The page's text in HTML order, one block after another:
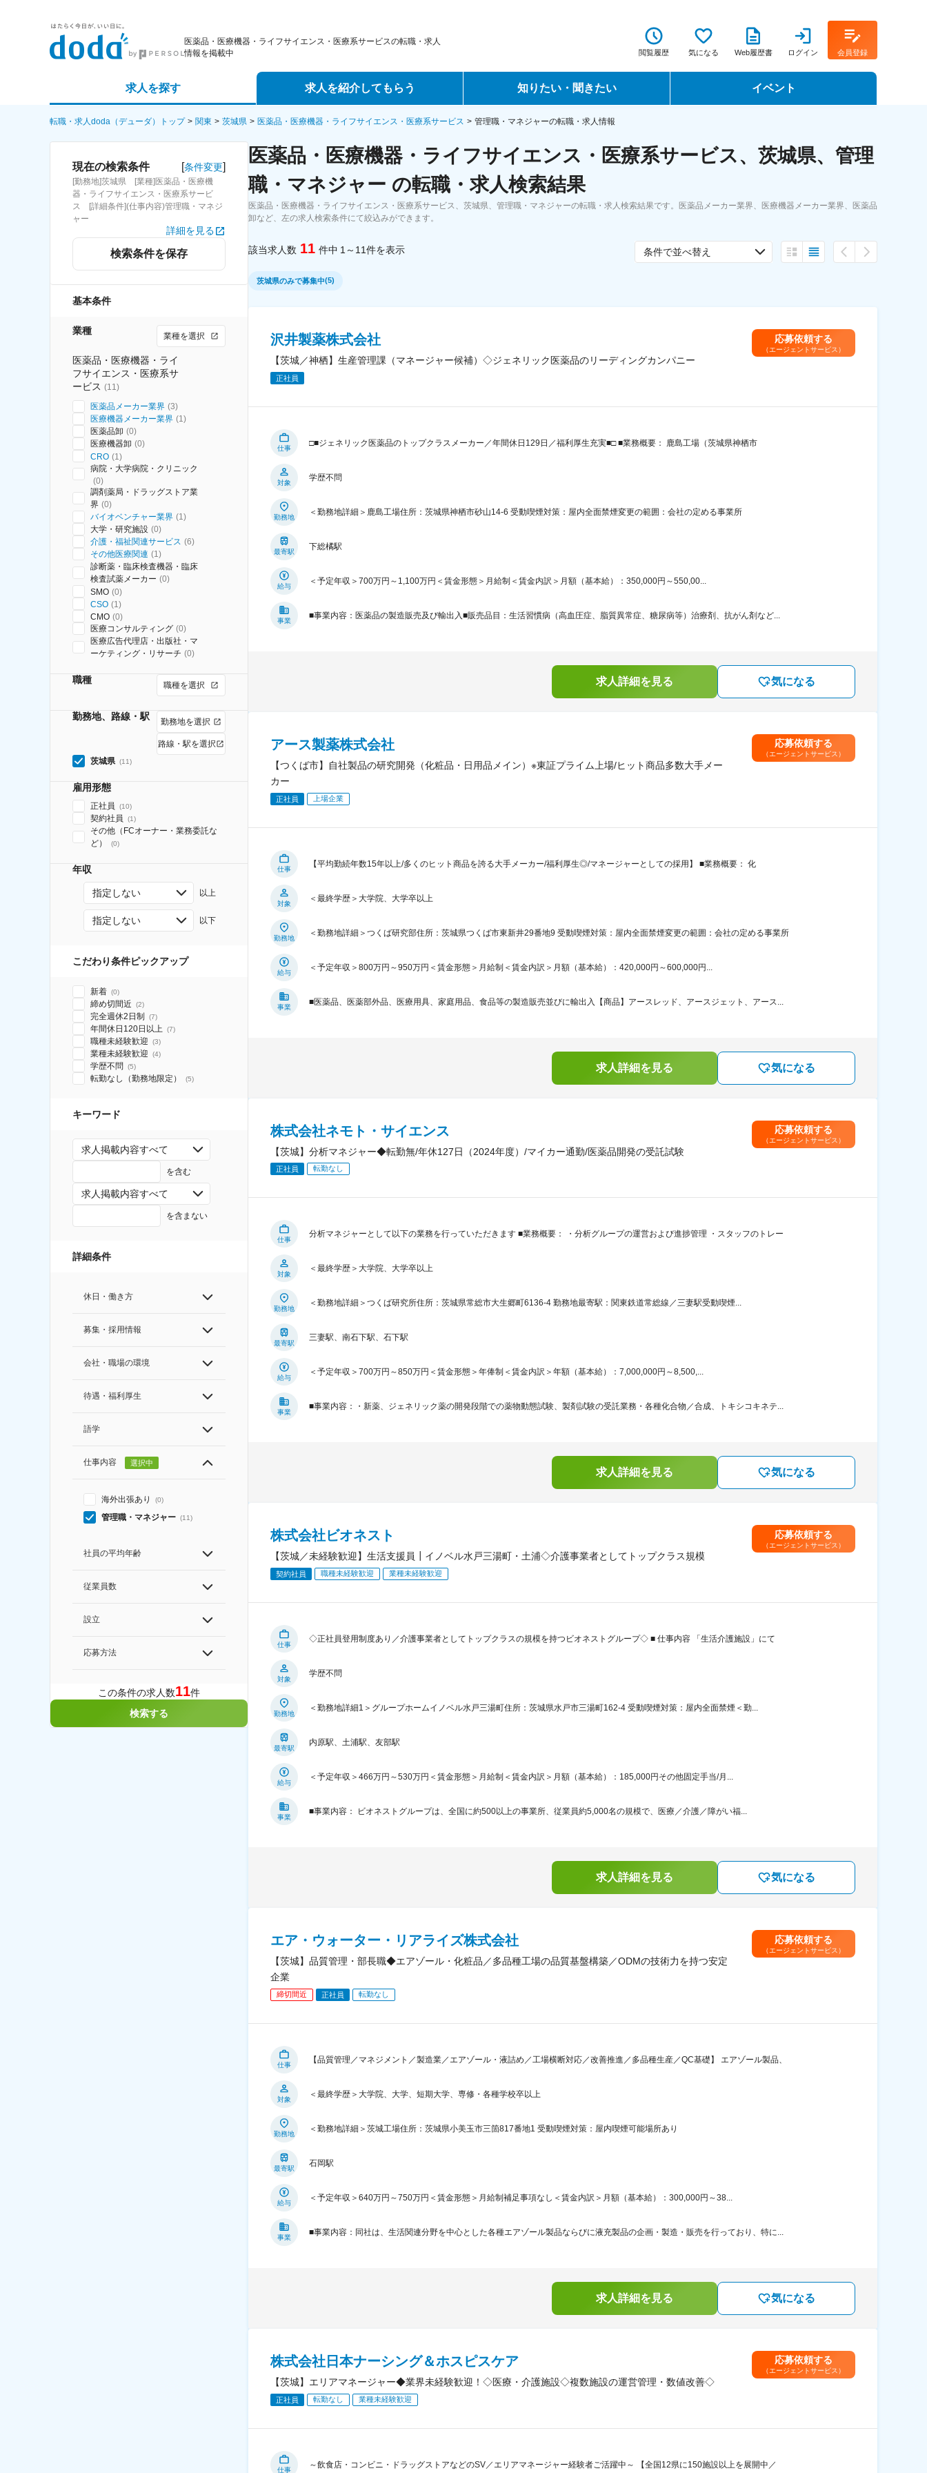
医薬品・医療機器・ライフサイエンス・医療系サービスの転職・求人
情報を掲載中
閲覧履歴 気になる Web履歴書 ログイン 会員登録
求人を探す
詳細条件から探す
求人特集から探す
求人を紹介してもらう
エージェントサービス
スカウトサービス
パートナーエージェントサービス
知りたい・聞きたい
転職ノウハウ
データで見る転職
コラム・インタビュー
イベント
転職フェア
転職・求人doda（デューダ）トップ 関東 茨城県 医薬品・医療機器・ライフサイエンス・医療系サービス 管理職・マネジャーの転職・求人情報
現在の検索条件 [条件変更]
[勤務地]茨城県 [業種]医薬品・医療機
器・ライフサイエンス・医療系サービ
ス [詳細条件](仕事内容)管理職・マネジ
ャー
詳細を見る
検索条件を保存
基本条件
業種 業種を選択
医薬品・医療機器・ライ
フサイエンス・医療系サ
ービス (11)
医薬品メーカー業界 (3)
医療機器メーカー業界 (1)
医薬品卸 (0)
医療機器卸 (0)
CRO (1)
病院・大学病院・クリニック
(0)
調剤薬局・ドラッグストア業
界 (0)
バイオベンチャー業界 (1)
大学・研究施設 (0)
介護・福祉関連サービス (6)
その他医療関連 (1)
診断薬・臨床検査機器・臨床
検査試薬メーカー (0)
SMO (0)
CSO (1)
CMO (0)
医療コンサルティング (0)
医療広告代理店・出版社・マ
ーケティング・リサーチ (0)
職種 職種を選択
勤務地、路線・駅 勤務地を選択
路線・駅を選択
茨城県 (11)
雇用形態
正社員 (10)
契約社員 (1)
その他（FCオーナー・業務委託な
ど）
(0)
年収
指定しない 以上
指定しない 以下
こだわり条件ピックアップ
新着 (0)
締め切間近 (2)
完全週休2日制 (7)
年間休日120日以上 (7)
職種未経験歓迎 (3)
業種未経験歓迎 (4)
学歴不問 (5)
転勤なし（勤務地限定） (5)
キーワード
求人掲載内容すべて
を含む
求人掲載内容すべて
を含まない
詳細条件
休日・働き方
募集・採用情報
会社・職場の環境
待遇・福利厚生
語学
仕事内容 選択中
海外出張あり (0)
管理職・マネジャー (11)
社員の平均年齢
従業員数
設立
応募方法
この条件の求人数11件
検索する
医薬品・医療機器・ライフサイエンス・医療系サービス、茨城県、管理
職・マネジャー の転職・求人検索結果
医薬品・医療機器・ライフサイエンス・医療系サービス、茨城県、管理職・マネジャーの転職・求人検索結果です。医薬品メーカー業界、医療機器メーカー業界、医薬品
卸など、左の求人検索条件にて絞込みができます。
該当求人数 11 件中 1～11件を表示 条件で並べ替え
茨城県のみで募集中(5)
沢井製薬株式会社
【茨城／神栖】生産管理課（マネージャー候補）◇ジェネリック医薬品のリーディングカンパニー
正社員
応募依頼する
（エージェントサービス）
仕事
□■ジェネリック医薬品のトップクラスメーカー／年間休日129日／福利厚生充実■□ ■業務概要： 鹿島工場（茨城県神栖市
対象
学歴不問
勤務地
＜勤務地詳細＞鹿島工場住所：茨城県神栖市砂山14-6 受動喫煙対策：屋内全面禁煙変更の範囲：会社の定める事業所
最寄駅
下総橘駅
給与
＜予定年収＞700万円～1,100万円＜賃金形態＞月給制＜賃金内訳＞月額（基本給）：350,000円～550,00...
事業
■事業内容：医薬品の製造販売及び輸出入■販売品目：生活習慣病（高血圧症、脂質異常症、糖尿病等）治療剤、抗がん剤など...
求人詳細を見る 気になる
アース製薬株式会社
【つくば市】自社製品の研究開発（化粧品・日用品メイン）※東証プライム上場/ヒット商品多数大手メー
カー
正社員 上場企業
応募依頼する
（エージェントサービス）
仕事
【平均勤続年数15年以上/多くのヒット商品を誇る大手メーカー/福利厚生◎/マネージャーとしての採用】 ■業務概要： 化
対象
＜最終学歴＞大学院、大学卒以上
勤務地
＜勤務地詳細＞つくば研究部住所：茨城県つくば市東新井29番地9 受動喫煙対策：屋内全面禁煙変更の範囲：会社の定める事業所
給与
＜予定年収＞800万円～950万円＜賃金形態＞月給制＜賃金内訳＞月額（基本給）：420,000円～600,000円...
事業
■医薬品、医薬部外品、医療用具、家庭用品、食品等の製造販売並びに輸出入【商品】アースレッド、アースジェット、アース...
求人詳細を見る 気になる
株式会社ネモト・サイエンス
【茨城】分析マネジャー◆転勤無/年休127日（2024年度）/マイカー通勤/医薬品開発の受託試験
正社員 転勤なし
応募依頼する
（エージェントサービス）
仕事
分析マネジャーとして以下の業務を行っていただきます ■業務概要： ・分析グループの運営および進捗管理 ・スタッフのトレー
対象
＜最終学歴＞大学院、大学卒以上
勤務地
＜勤務地詳細＞つくば研究所住所：茨城県常総市大生郷町6136-4 勤務地最寄駅：関東鉄道常総線／三妻駅受動喫煙...
最寄駅
三妻駅、南石下駅、石下駅
給与
＜予定年収＞700万円～850万円＜賃金形態＞年俸制＜賃金内訳＞年額（基本給）：7,000,000円～8,500,...
事業
■事業内容：・新薬、ジェネリック薬の開発段階での薬物動態試験、製剤試験の受託業務・各種化合物／合成、トキシコキネテ...
求人詳細を見る 気になる
株式会社ビオネスト
【茨城／未経験歓迎】生活支援員┃イノベル水戸三湯町・土浦◇介護事業者としてトップクラス規模
契約社員 職種未経験歓迎 業種未経験歓迎
応募依頼する
（エージェントサービス）
仕事
◇正社員登用制度あり／介護事業者としてトップクラスの規模を持つビオネストグループ◇ ■ 仕事内容 「生活介護施設」にて
対象
学歴不問
勤務地
＜勤務地詳細1＞グループホームイノベル水戸三湯町住所：茨城県水戸市三湯町162-4 受動喫煙対策：屋内全面禁煙＜勤...
最寄駅
内原駅、土浦駅、友部駅
給与
＜予定年収＞466万円～530万円＜賃金形態＞月給制＜賃金内訳＞月額（基本給）：185,000円その他固定手当/月...
事業
■事業内容： ビオネストグループは、全国に約500以上の事業所、従業員約5,000名の規模で、医療／介護／障がい福...
求人詳細を見る 気になる
エア・ウォーター・リアライズ株式会社
【茨城】品質管理・部長職◆エアゾール・化粧品／多品種工場の品質基盤構築／ODMの技術力を持つ安定
企業
締切間近 正社員 転勤なし
応募依頼する
（エージェントサービス）
仕事
【品質管理／マネジメント／製造業／エアゾール・液詰め／工場横断対応／改善推進／多品種生産／QC基礎】 エアゾール製品、
対象
＜最終学歴＞大学院、大学、短期大学、専修・各種学校卒以上
勤務地
＜勤務地詳細＞茨城工場住所：茨城県小美玉市三箇817番地1 受動喫煙対策：屋内喫煙可能場所あり
最寄駅
石岡駅
給与
＜予定年収＞640万円～750万円＜賃金形態＞月給制補足事項なし＜賃金内訳＞月額（基本給）：300,000円～38...
事業
■事業内容：同社は、生活関連分野を中心とした各種エアゾール製品ならびに液充製品の企画・製造・販売を行っており、特に...
求人詳細を見る 気になる
株式会社日本ナーシング＆ホスピスケア
【茨城】エリアマネージャー◆業界未経験歓迎！◇医療・介護施設◇複数施設の運営管理・数値改善◇
正社員 転勤なし 業種未経験歓迎
応募依頼する
（エージェントサービス）
仕事
～飲食店・コンビニ・ドラッグストアなどのSV／エリアマネージャー経験者ご活躍中～ 【全国12県に150施設以上を展開中／